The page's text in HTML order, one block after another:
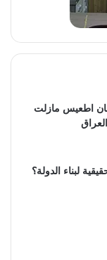
اطعيس مازلت
لبناء الدولة؟